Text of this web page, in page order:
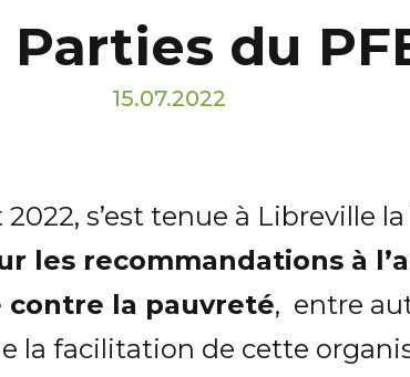
Parties du
15.07.2022
s’est tenue à Libreville la
les recommandations à
la pauvreté, entre
la facilitation de cette